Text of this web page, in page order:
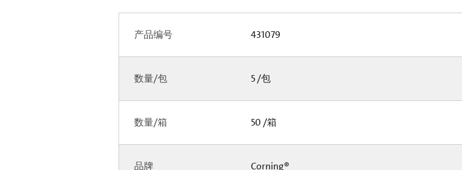
产品编号 431079
数量/包 5 /包
数量/箱 50 /箱
品牌 Corning®